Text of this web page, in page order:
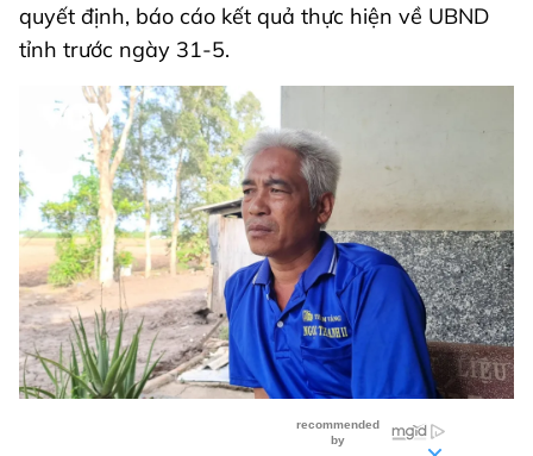
quyết định, báo cáo kết quả thực hiện về UBND
tỉnh trước ngày 31-5.